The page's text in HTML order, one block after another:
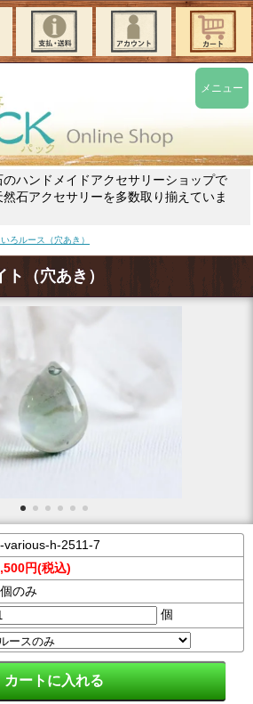
ハンドメイドアクセサリーショップで
石アクセサリーを多数取り揃えていま
ろルース（穴あき）
（穴あき）
various-h-2511-7
円(税込)
のみ
個
メニュー